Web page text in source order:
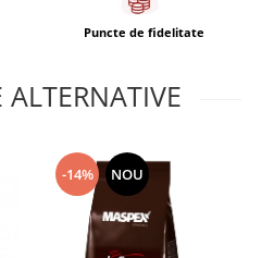
Puncte de fidelitate
ALTERNATIVE
-14% NOU